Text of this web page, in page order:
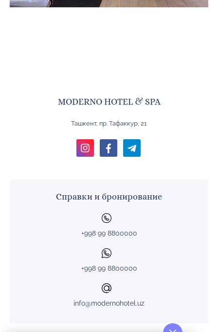
MODERNO HOTEL & SPA
Ташкент, пр. Тафаккур, 21
Справки и бронирование
+998 99 8800000
+998 99 8800000
info@modernohotel.uz